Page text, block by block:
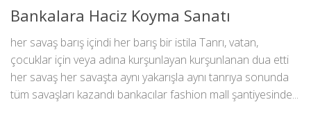
Bankalara Haciz Koyma Sanatı
her savaş barış içindi her barış bir istila Tanrı, vatan,
çocuklar için veya adına kurşunlayan kurşunlanan dua etti
her savaş her savaşta aynı yakarışla aynı tanrıya sonunda
tüm savaşları kazandı bankacılar fashion mall şantiyesinde...